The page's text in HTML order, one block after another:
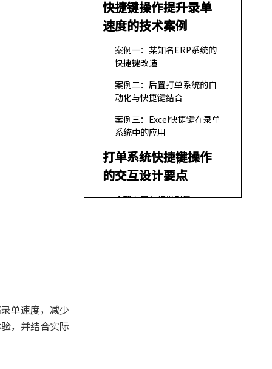
单速度，减少
，并结合实际
快捷键操作提升录单
速度的技术案例
案例一：某知名ERP系统的
快捷键改造
案例二：后置打单系统的自
动化与快捷键结合
案例三：Excel快捷键在录单
系统中的应用
打单系统快捷键操作
的交互设计要点
合理布局与视觉引导